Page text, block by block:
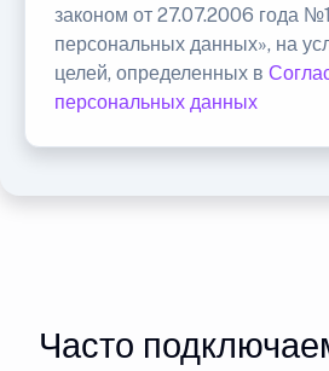
законом от 27.07.2006 года
персональных данных», на
целей, определенных в
персональных данных
Часто